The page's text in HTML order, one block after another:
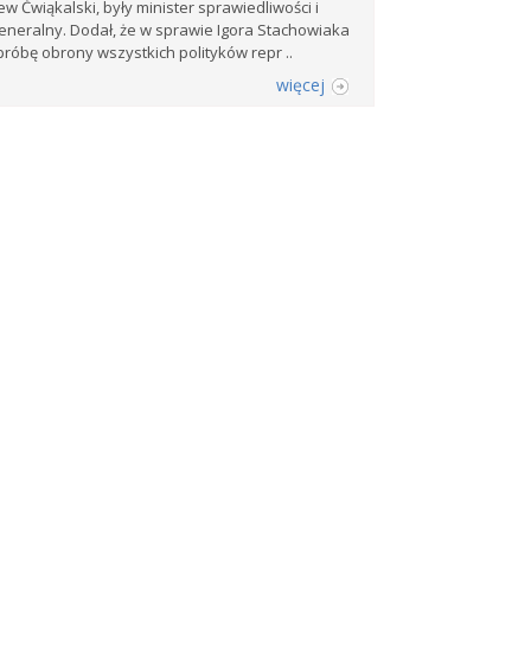
Ćwiąkalski, były minister sprawiedliwości i
Dodał, że w sprawie Igora Stachowiaka
obrony wszystkich polityków repr ..
więcej